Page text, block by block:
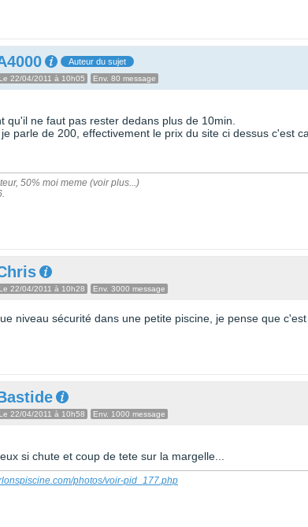
Auteur du sujet
Le 22/04/2011 à 10h05 Env. 80 message
qu'il ne faut pas rester dedans plus de 10min.
parle de 200, effectivement le prix du site ci dessus c'est
50% moi meme (voir plus...)
Le 22/04/2011 à 10h28 Env. 3000 message
niveau sécurité dans une petite piscine, je pense que c'est
Le 22/04/2011 à 10h58 Env. 1000 message
si chute et coup de tete sur la margelle...
photos/voir-pid_177.php